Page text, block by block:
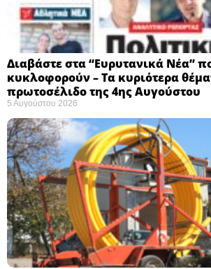
Διαβάστε στα “Ευρυτανικά Νέα”
κυκλοφορούν – Τα κυριότερα
πρωτοσέλιδο της 4ης Αυγούστου
5 Αυγούστου 2026